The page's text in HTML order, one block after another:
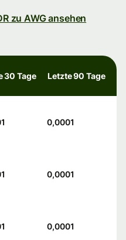
zu AWG ansehen
30 Tage Letzte 90 Tage
0,0001
0,0001
0,0001